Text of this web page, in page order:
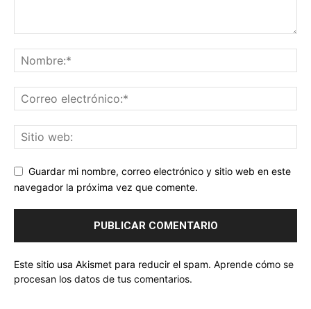
Guardar mi nombre, correo electrónico y sitio web en este
navegador la próxima vez que comente.
Este sitio usa Akismet para reducir el spam. Aprende cómo se
procesan los datos de tus comentarios.